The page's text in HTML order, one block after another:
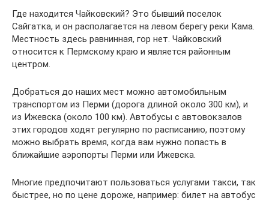
Где находится Чайковский? Это бывший поселок
Сайгатка, и он располагается на левом берегу реки Кама.
Местность здесь равнинная, гор нет. Чайковский
относится к Пермскому краю и является районным
центром.
Добраться до наших мест можно автомобильным
транспортом из Перми (дорога длиной около 300 км), и
из Ижевска (около 100 км). Автобусы с автовокзалов
этих городов ходят регулярно по расписанию, поэтому
можно выбрать время, когда вам нужно попасть в
ближайшие аэропорты Перми или Ижевска.
Многие предпочитают пользоваться услугами такси, так
быстрее, но по цене дороже, например: билет на автобус